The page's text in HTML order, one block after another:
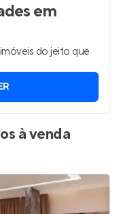
em
do jeito que
à venda